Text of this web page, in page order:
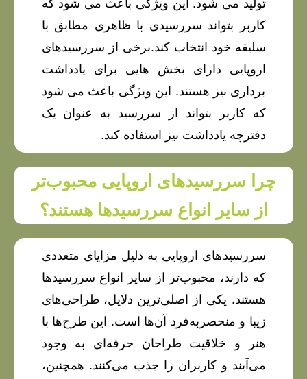
تولید می شود. این ویژگی باعث می شود که
کاربر بتواند سررسیدی با ظاهری مطابق با
سلیقه خود انتخاب کند.برخی از سررسیدهای
اروپایی دارای بخش هایی برای یادداشت
برداری نیز هستند. این ویژگی باعث می شود
که کاربر بتواند از سررسید به عنوان یک
دفترچه یادداشت نیز استفاده کند.
چرا سررسیدهای اروپایی محبوب‌تر
از سایر انواع سررسیدها هستند؟
سررسیدهای اروپایی به دلیل مزایای متعددی
که دارند، محبوب‌تر از سایر انواع سررسیدها
هستند. یکی از اصلی‌ترین دلایل، طراحی‌های
زیبا و منحصربه‌فرد آن‌ها است. این طرح‌ها با
هنر و خلاقیت طراحان حرفه‌ای به وجود
می‌آیند و کاربران را جذب می‌کنند. همچنین،